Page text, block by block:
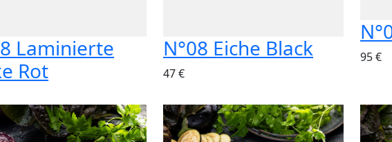
Laminierte
Rot
N°08 Eiche Black
47 €
95 €